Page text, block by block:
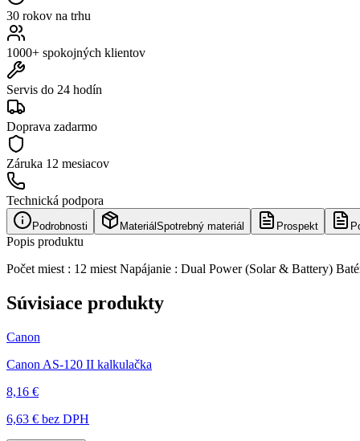
30 rokov na trhu
1000+ spokojných klientov
Servis do 24 hodín
Doprava zadarmo
Záruka 12 mesiacov
Technická podpora
Podrobnosti Materiál Spotrebný materiál Prospekt
Popis produktu
Počet miest : 12 miest Napájanie : Dual Power (Solar & Battery)
Súvisiace produkty
Canon
Canon AS-120 II kalkulačka
8,16 €
6,63 € bez DPH